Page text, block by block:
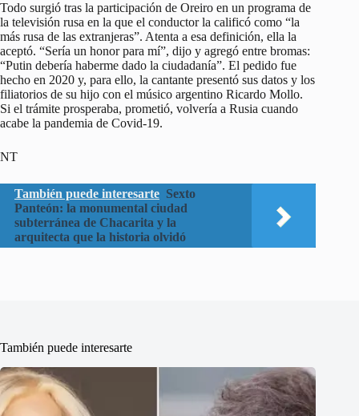
Todo surgió tras la participación de Oreiro en un programa de
la televisión rusa en la que el conductor la calificó como “la
más rusa de las extranjeras”. Atenta a esa definición, ella la
aceptó. “Sería un honor para mí”, dijo y agregó entre bromas:
“Putin debería haberme dado la ciudadanía”. El pedido fue
hecho en 2020 y, para ello, la cantante presentó sus datos y los
filiatorios de su hijo con el músico argentino Ricardo Mollo.
Si el trámite prosperaba, prometió, volvería a Rusia cuando
acabe la pandemia de Covid-19.
NT
También puede interesarte Sexto
Panteón: la monumental ciudad
subterránea de Chacarita y la
arquitecta que la historia olvidó
También puede interesarte